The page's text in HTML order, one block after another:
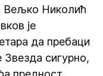
Вељко Николић
је
да пребаци
Звезда сигурно,